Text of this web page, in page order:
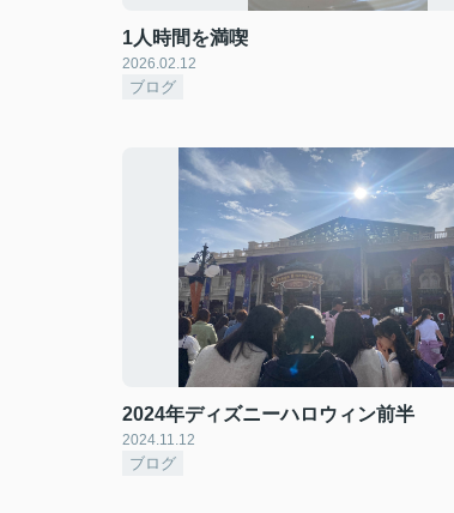
1人時間を満喫
2026.02.12
ブログ
2024年ディズニーハロウィン前半
2024.11.12
ブログ